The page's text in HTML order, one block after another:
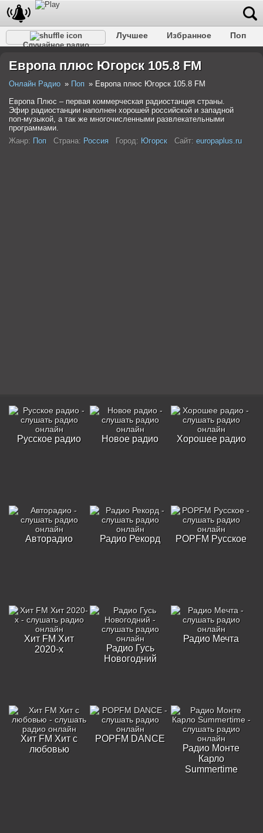
Случайное радио
Лучшее Избранное
Поп
Разговорное
Рэп Транс Дип-хаус
Европа плюс Югорск 105.8 FM
Онлайн Радио Поп
Европа плюс Югорск 105.8 FM
Европа Плюс – первая коммерческая радиостанция страны.
Эфир радиостанции наполнен хорошей российской и западной
поп-музыкой, а так же многочисленными развлекательными
программами.
Жанр: Поп Страна: Россия Город: Югорск Сайт: europaplus.ru
Русское радио Новое радио Хорошее радио
Авторадио Радио Рекорд POPFM Русское
Хит FM Хит
2020-х
Радио Гусь
Новогодний
Радио Мечта
Хит FM Хит с
любовью
POPFM DANCE
Радио Монте
Карло
Summertime